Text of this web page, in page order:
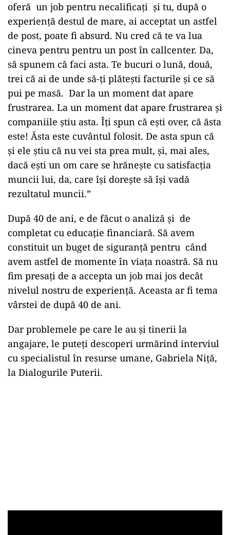
oferă un job pentru necalificați și tu, după o
experiență destul de mare, ai acceptat un astfel
de post, poate fi absurd. Nu cred că te va lua
cineva pentru pentru un post în callcenter. Da,
să spunem că faci asta. Te bucuri o lună, două,
trei că ai de unde să-ți plătești facturile și ce să
pui pe masă. Dar la un moment dat apare
frustrarea. La un moment dat apare frustrarea și
companiile știu asta. Îți spun că ești over, că ăsta
este! Ăsta este cuvântul folosit. De asta spun că
și ele știu că nu vei sta prea mult, și, mai ales,
dacă ești un om care se hrănește cu satisfacția
muncii lui, da, care își dorește să își vadă
rezultatul muncii.”
După 40 de ani, e de făcut o analiză și de
completat cu educație financiară. Să avem
constituit un buget de siguranță pentru când
avem astfel de momente în viața noastră. Să nu
fim presați de a accepta un job mai jos decât
nivelul nostru de experiență. Aceasta ar fi tema
vârstei de după 40 de ani.
Dar problemele pe care le au și tinerii la
angajare, le puteți descoperi urmărind interviul
cu specialistul în resurse umane, Gabriela Niță,
la Dialogurile Puterii.